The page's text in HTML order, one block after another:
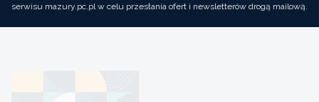
serwisu mazury.pc.pl w celu przesłania ofert i newsletterów drogą mailową.